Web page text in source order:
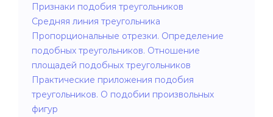
Признаки подобия треугольников
Средняя линия треугольника
Пропорциональные отрезки. Определение
подобных треугольников. Отношение
площадей подобных треугольников
Практические приложения подобия
треугольников. О подобии произвольных
фигур